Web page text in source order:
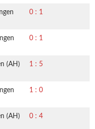
0 : 1
0 : 1
(AH) 1 : 5
1 : 0
(AH) 0 : 4